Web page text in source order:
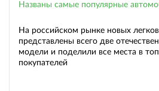
Названы самые популярные
На российском рынке новых
представлены всего две
модели и поделили все места в
покупателей